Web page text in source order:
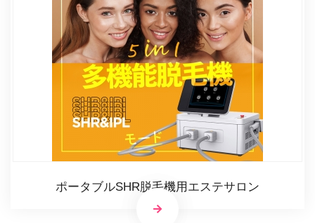
ポータブルSHR脱毛機用エステサロン